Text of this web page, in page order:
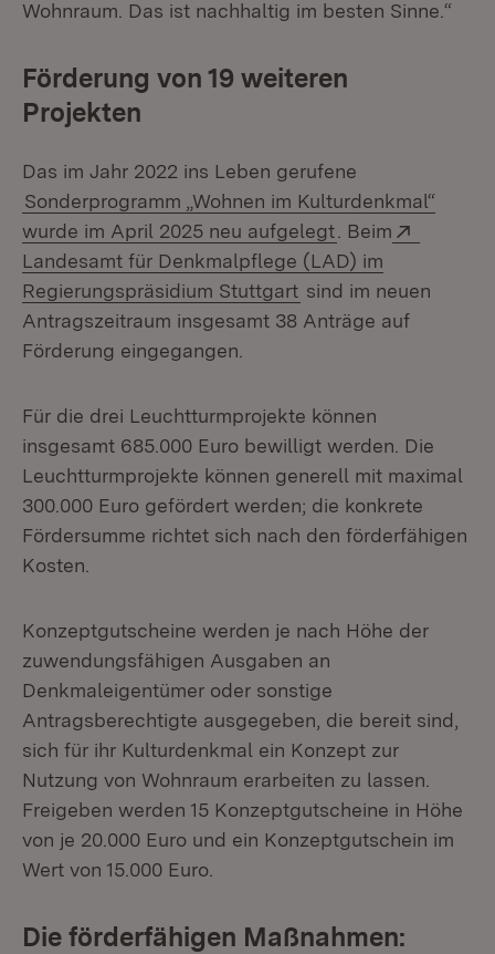
Wohnraum. Das ist nachhaltig im besten Sinne.“
Förderung von 19 weiteren
Projekten
Das im Jahr 2022 ins Leben gerufene
Sonderprogramm „Wohnen im Kulturdenkmal“
wurde im April 2025 neu aufgelegt . Beim
Landesamt für Denkmalpflege (LAD) im
Regierungspräsidium Stuttgart (Öffnet in neuem
sind im neuen
Antragszeitraum insgesamt 38 Anträge auf
Förderung eingegangen.
Für die drei Leuchtturmprojekte können
insgesamt 685.000 Euro bewilligt werden. Die
Leuchtturmprojekte können generell mit maximal
300.000 Euro gefördert werden; die konkrete
Fördersumme richtet sich nach den förderfähigen
Kosten.
Konzeptgutscheine werden je nach Höhe der
zuwendungsfähigen Ausgaben an
Denkmaleigentümer oder sonstige
Antragsberechtigte ausgegeben, die bereit sind,
sich für ihr Kulturdenkmal ein Konzept zur
Nutzung von Wohnraum erarbeiten zu lassen.
Freigeben werden 15 Konzeptgutscheine in Höhe
von je 20.000 Euro und ein Konzeptgutschein im
Wert von 15.000 Euro.
Die förderfähigen Maßnahmen: